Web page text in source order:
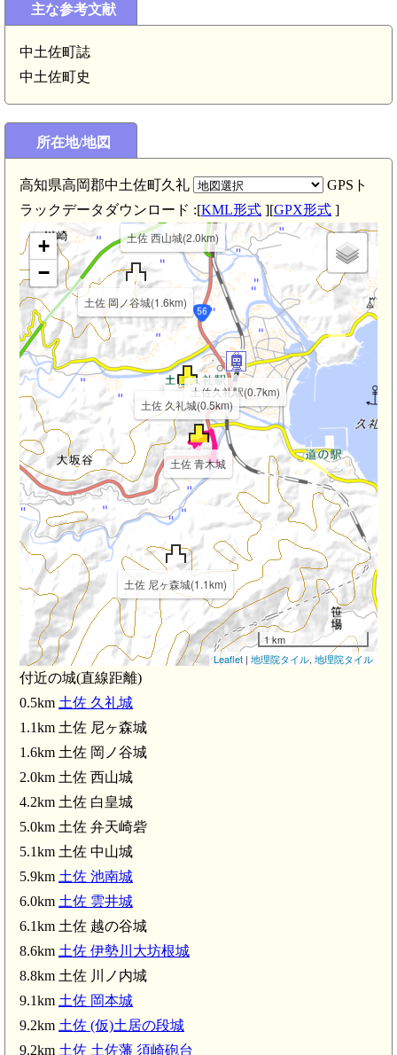
主な参考文献
中土佐町誌
中土佐町史
所在地/地図
高知県高岡郡中土佐町久礼
GPSト
ラックデータダウンロード :[KML形式 ][GPX形式 ]
土佐久礼駅(0.7km)
土佐 青木城
土佐 久礼城(0.5km)
土佐 尼ヶ森城(1.1km)
土佐 岡ノ谷城(1.6km)
土佐 西山城(2.0km)
+
−
1 km
Leaflet | 地理院タイル, 地理院タイル
付近の城(直線距離)
0.5km 土佐 久礼城
1.1km 土佐 尼ヶ森城
1.6km 土佐 岡ノ谷城
2.0km 土佐 西山城
4.2km 土佐 白皇城
5.0km 土佐 弁天崎砦
5.1km 土佐 中山城
5.9km 土佐 池南城
6.0km 土佐 雲井城
6.1km 土佐 越の谷城
8.6km 土佐 伊勢川大坊根城
8.8km 土佐 川ノ内城
9.1km 土佐 岡本城
9.2km 土佐 (仮)土居の段城
9.2km 土佐 土佐藩 須崎砲台